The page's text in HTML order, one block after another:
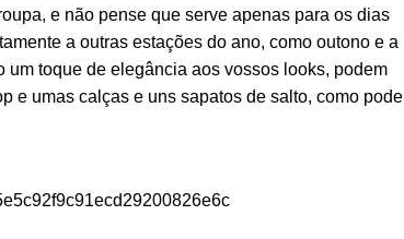
e não pense que serve apenas para os dias
a outras estações do ano, como outono e a
toque de elegância aos vossos looks, podem
e umas calças e uns sapatos de salto, como pode